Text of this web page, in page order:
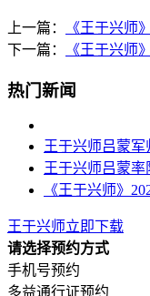
上一篇：
《王于兴师
下一篇：
《王于兴师
热门新闻
王于兴师吕蒙军
王于兴师吕蒙率
《王于兴师》
王于兴师立即下载
请选择预约方式
手机号预约
多益通行证预约